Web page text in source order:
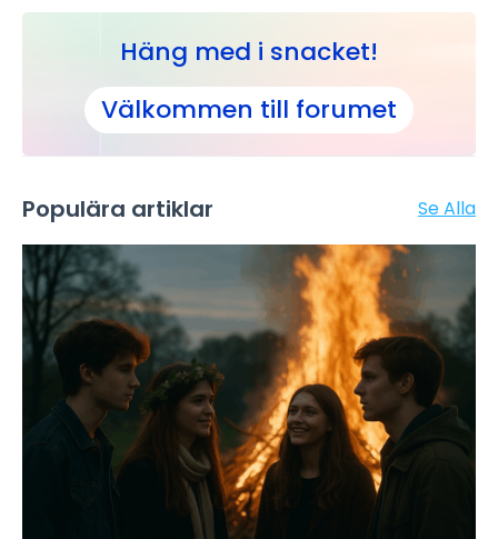
Häng med i snacket!
Välkommen till forumet
Populära artiklar Se Alla